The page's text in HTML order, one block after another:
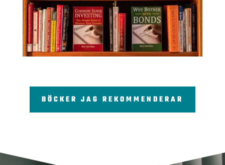
BÖCKER JAG REKOMMENDERAR